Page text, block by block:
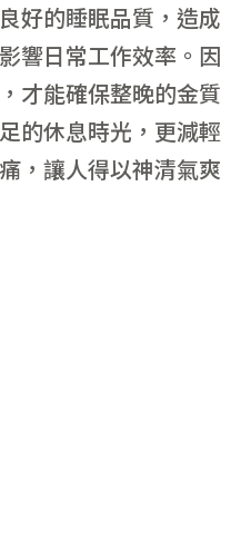
好的睡眠品質，造成
響日常工作效率。因
才能確保整晚的金質
的休息時光，更減輕
，讓人得以神清氣爽